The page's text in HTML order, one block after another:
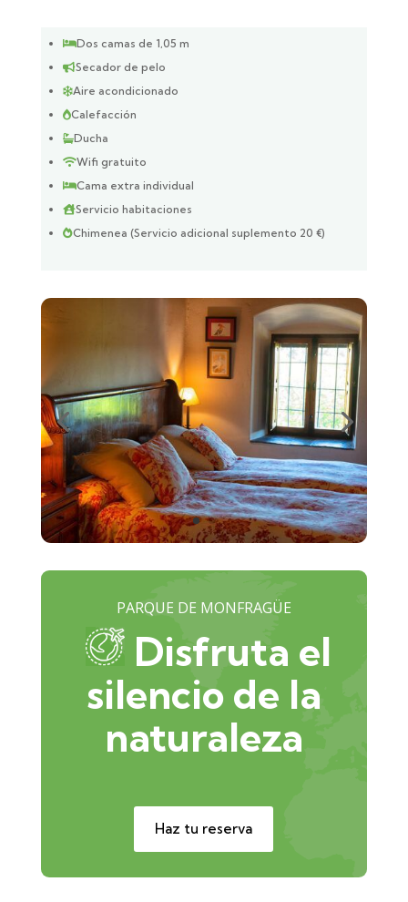
Dos camas de 1,05 m
Secador de pelo
Aire acondicionado
Calefacción
Ducha
Wifi gratuito
Cama extra individual
Servicio habitaciones
Chimenea (Servicio adicional suplemento 20 €)
PARQUE DE MONFRAGÜE
Disfruta el
silencio de la
naturaleza
Haz tu reserva